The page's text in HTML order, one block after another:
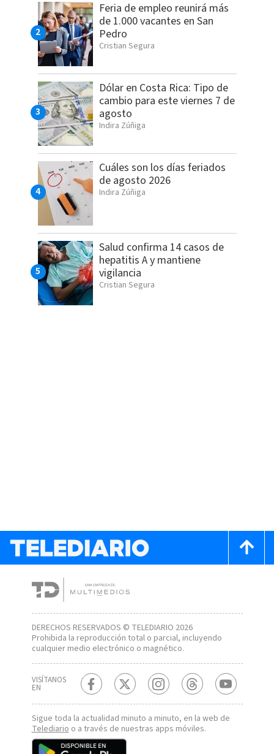
Feria de empleo reunirá más
de 1.000 vacantes en San
Pedro
Cristian Segura
Dólar en Costa Rica: Tipo de
cambio para este viernes 7 de
agosto
Indira Zúñiga
Cuáles son los días feriados
de agosto 2026
Indira Zúñiga
Salud confirma 14 casos de
hepatitis A y mantiene
vigilancia
Cristian Segura
DERECHOS RESERVADOS © TELEDIARIO 2026
Prohibida la reproducción total o parcial, incluyendo
cualquier medio electrónico o magnético.
VISÍTANOS
EN
Sigue toda la actualidad minuto a minuto, en la web de
Telediarioo a través de nuestras apps móviles.